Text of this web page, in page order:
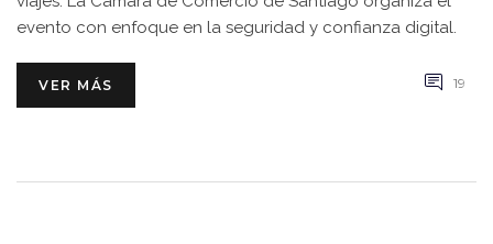
evento con enfoque en la seguridad y confianza digital.
VER MÁS 19